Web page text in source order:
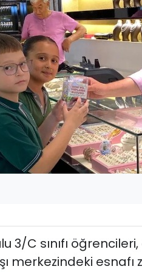
3/C sınıfı
merkezindeki esnafı